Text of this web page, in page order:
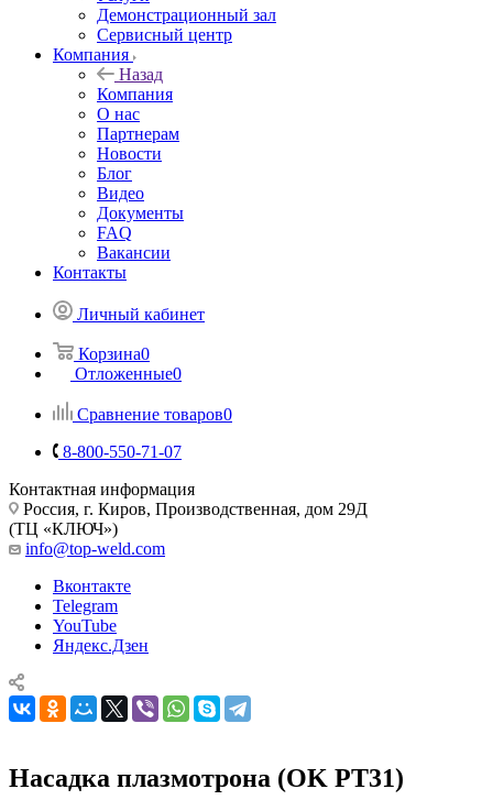
Демонстрационный зал
Сервисный центр
Компания
Назад
Компания
О нас
Партнерам
Новости
Блог
Видео
Документы
FAQ
Вакансии
Контакты
Личный кабинет
Корзина0
Отложенные0
Сравнение товаров0
8-800-550-71-07
Контактная информация
Россия, г. Киров, Производственная, дом 29Д
(ТЦ «КЛЮЧ»)
info@top-weld.com
Вконтакте
Telegram
YouTube
Яндекс.Дзен
Насадка плазмотрона (OK PT31)